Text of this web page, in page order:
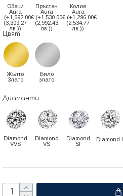
Обеци
Aura
(+1,692.00€
(3,309.27
лв.))
Пръстен
Aura
(+1,530.00€
(2,992.43
лв.))
Колие
Aura
(+1,296.00€
(2,534.77
лв.))
Цвят
Жълто
Злато
Бяло
злато
Диаманти
Diamond
VVS
Diamond
VS
Diamond
SI
Diamond I